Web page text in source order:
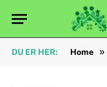
DU ER HER: Home »